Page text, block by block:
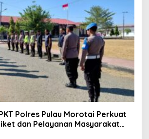
Polres Pulau Morotai Perkuat
dan Pelayanan Masyarakat